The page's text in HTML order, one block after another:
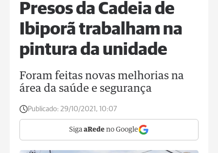
Presos da Cadeia de
Ibiporã trabalham na
pintura da unidade
Foram feitas novas melhorias na
área da saúde e segurança
Publicado: 29/10/2021, 10:07
Siga aRede no Google